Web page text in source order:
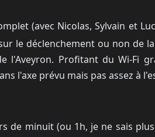
(avec Nicolas, Sylvain et
le déclenchement ou non de
l'Aveyron. Profitant du Wi-Fi
l'axe prévu mais pas assez à
de minuit (ou 1h, je ne sais